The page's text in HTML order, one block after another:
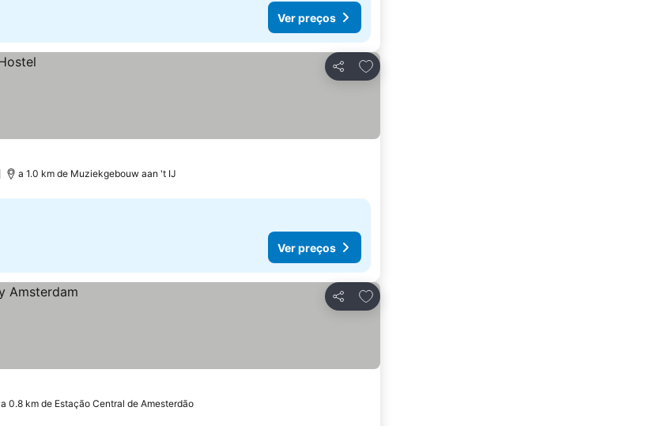
Ver preços
Partilhar
Adicionar aos favoritos
a 1.0 km de Muziekgebouw aan 't IJ
Ver preços
Partilhar
Adicionar aos favoritos
a 0.8 km de Estação Central de Amesterdão